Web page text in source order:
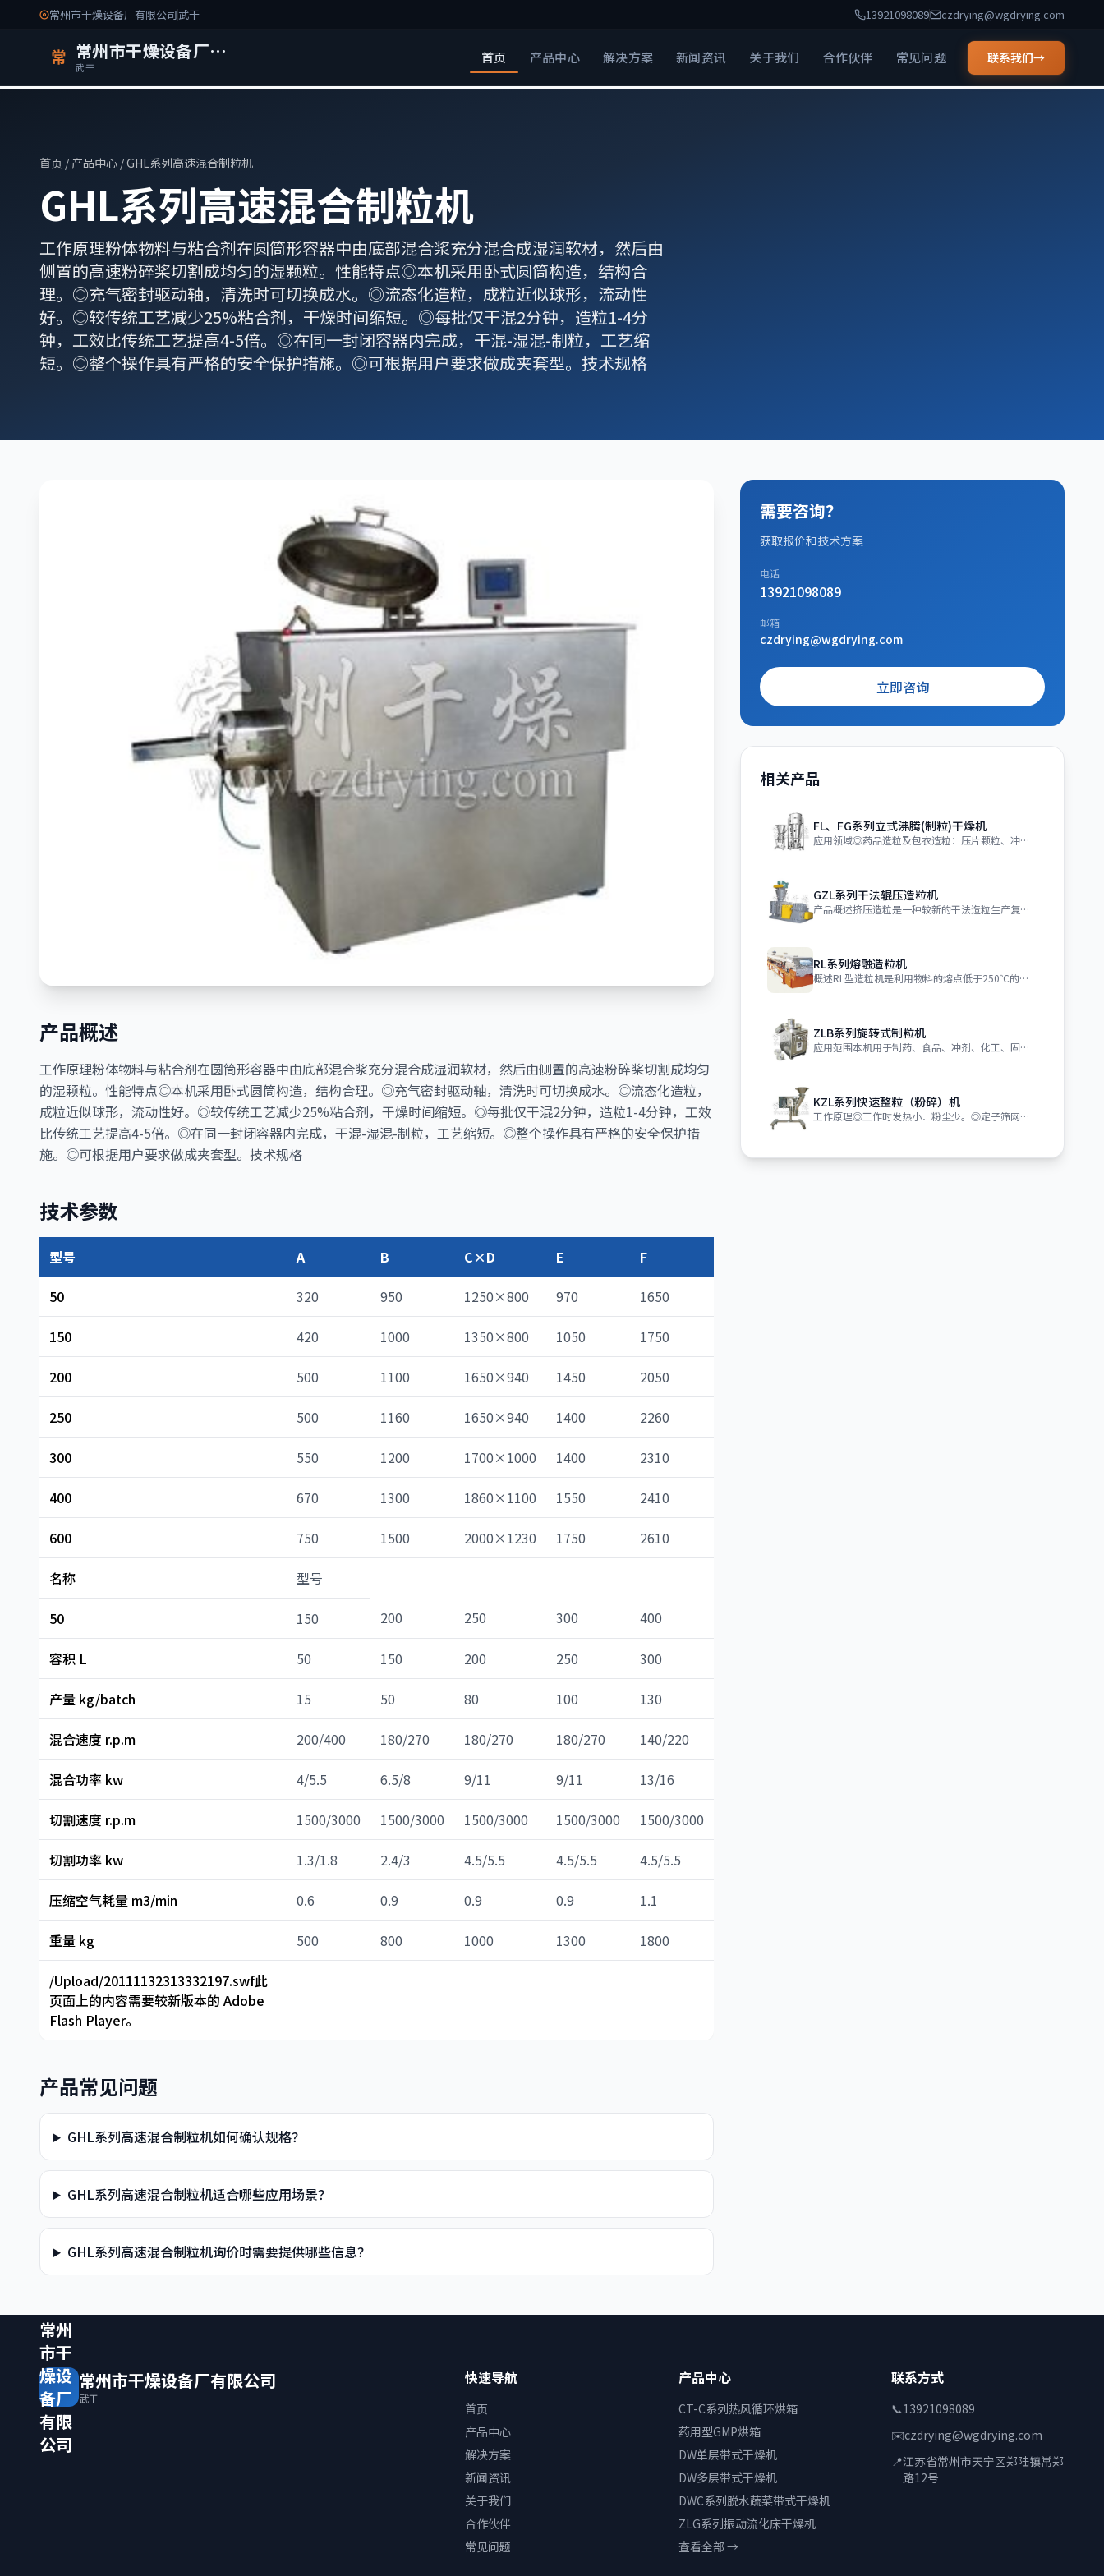
常州市干燥设备厂有限公司武干 13921098089 czdrying@wgdrying.com
常 常州市干燥设备厂有限公司
武干
首页 产品中心 解决方案 新闻资讯 关于我们 合作伙伴 常见问题 联系我们→
首页 / 产品中心 / GHL系列高速混合制粒机
GHL系列高速混合制粒机
工作原理粉体物料与粘合剂在圆筒形容器中由底部混合浆充分混合成湿润软材，然后由
侧置的高速粉碎桨切割成均匀的湿颗粒。性能特点◎本机采用卧式圆筒构造，结构合
理。◎充气密封驱动轴，清洗时可切换成水。◎流态化造粒，成粒近似球形，流动性
好。◎较传统工艺减少25%粘合剂，干燥时间缩短。◎每批仅干混2分钟，造粒1-4分
钟，工效比传统工艺提高4-5倍。◎在同一封闭容器内完成，干混-湿混-制粒，工艺缩
短。◎整个操作具有严格的安全保护措施。◎可根据用户要求做成夹套型。技术规格
产品概述
工作原理粉体物料与粘合剂在圆筒形容器中由底部混合浆充分混合成湿润软材，然后由侧置的高速粉碎桨切割成均匀
的湿颗粒。性能特点◎本机采用卧式圆筒构造，结构合理。◎充气密封驱动轴，清洗时可切换成水。◎流态化造粒，
成粒近似球形，流动性好。◎较传统工艺减少25%粘合剂，干燥时间缩短。◎每批仅干混2分钟，造粒1-4分钟，工效
比传统工艺提高4-5倍。◎在同一封闭容器内完成，干混-湿混-制粒，工艺缩短。◎整个操作具有严格的安全保护措
施。◎可根据用户要求做成夹套型。技术规格
技术参数
型号 A B C×D E
F
50
320 950 1250×800 970 1650
150 420 1000 1350×800 1050 1750
200 500 1100 1650×940 1450 2050
250 500 1160 1650×940 1400 2260
300 550 1200 1700×1000 1400 2310
400 670 1300 1860×1100 1550 2410
600 750 1500 2000×1230 1750 2610
名称 型号
50 150 200 250 300 400
容积 L 50 150 200 250 300
产量 kg/batch 15 50 80 100 130
混合速度 r.p.m 200/400 180/270 180/270 180/270 140/220
混合功率 kw 4/5.5 6.5/8 9/11 9/11 13/16
切割速度 r.p.m 1500/3000 1500/3000 1500/3000 1500/3000 1500/3000
切割功率 kw 1.3/1.8 2.4/3 4.5/5.5 4.5/5.5 4.5/5.5
压缩空气耗量 m3/min 0.6 0.9 0.9 0.9 1.1
重量 kg 500 800 1000 1300 1800
/Upload/20111132313332197.swf此
页面上的内容需要较新版本的 Adobe
Flash Player。
产品常见问题
GHL系列高速混合制粒机如何确认规格？
GHL系列高速混合制粒机适合哪些应用场景？
GHL系列高速混合制粒机询价时需要提供哪些信息？
需要咨询？
获取报价和技术方案
电话
13921098089
邮箱
czdrying@wgdrying.com
立即咨询
相关产品
FL、FG系列立式沸腾(制粒)干燥机
应用领域◎药品造粒及包衣造粒：压片颗粒、冲剂颗粒、胶囊用颗粒。包衣：颗粒、丸剂保
GZL系列干法辊压造粒机
产品概述挤压造粒是一种较新的干法造粒生产复合肥料的工艺。挤压造粒在肥料领域^早应
RL系列熔融造粒机
概述RL型造粒机是利用物料的熔点低于250℃的特性，根据物料熔融态时的粘度范围，
ZLB系列旋转式制粒机
应用范围本机用于制药、食品、冲剂、化工、固体饮料等行业，将搅拌好的物料制成所需颗
KZL系列快速整粒（粉碎）机
工作原理◎工作时发热小．粉尘少。◎定子筛网由不锈钢加工而成，不易损坏。◎粉碎刀与
常州
市干
燥设
备厂
有限
公司
常州市干燥设备厂有限公司
武干
快速导航
首页
产品中心
解决方案
新闻资讯
关于我们
合作伙伴
常见问题
产品中心
CT-C系列热风循环烘箱
药用型GMP烘箱
DW单层带式干燥机
DW多层带式干燥机
DWC系列脱水蔬菜带式干燥机
ZLG系列振动流化床干燥机
查看全部 →
联系方式
📞13921098089
✉️czdrying@wgdrying.com
📍江苏省常州市天宁区郑陆镇常郑
路12号